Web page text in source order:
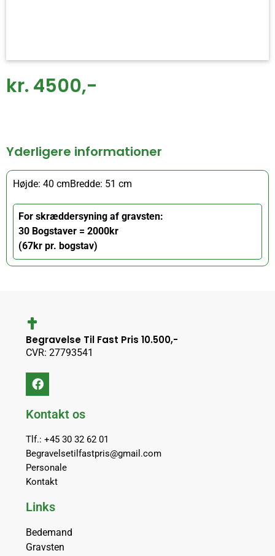
kr. 4500,-
Yderligere informationer
Højde: 40 cmBredde: 51 cm
For skræddersyning af gravsten:
30 Bogstaver = 2000kr
(67kr pr. bogstav)
Begravelse Til Fast Pris 10.500,-
CVR: 27793541
Kontakt os
Tlf.: +45 30 32 62 01
Begravelsetilfastpris@gmail.com
Personale
Kontakt
Links
Bedemand
Gravsten